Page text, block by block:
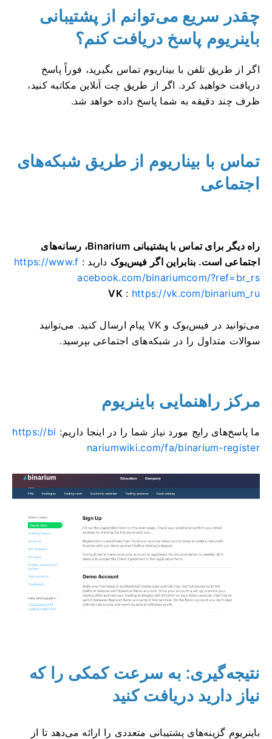
چقدر سریع می‌توانم از پشتیبانی
باینریوم پاسخ دریافت کنم؟
اگر از طریق تلفن با بیناریوم تماس بگیرید، فوراً پاسخ
دریافت خواهید کرد. اگر از طریق چت آنلاین مکاتبه کنید،
ظرف چند دقیقه به شما پاسخ داده خواهد شد.
تماس با بیناریوم از طریق شبکه‌های
اجتماعی
راه دیگر برای تماس با پشتیبانی Binarium، رسانه‌های
اجتماعی است. بنابراین اگر فیس‌بوک دارید :
https://www.f
acebook.com/binariumcom/?ref=br_rs
VK: https://vk.com/binarium_ru
می‌توانید در فیس‌بوک و VK پیام ارسال کنید. می‌توانید
سوالات متداول را در شبکه‌های اجتماعی بپرسید.
مرکز راهنمایی باینریوم
ما پاسخ‌های رایج مورد نیاز شما را در اینجا داریم: https://bi
nariumwiki.com/fa/binarium-register
نتیجه‌گیری: به سرعت کمکی را که
نیاز دارید دریافت کنید
باینریوم گزینه‌های پشتیبانی متعددی را ارائه می‌دهد تا از